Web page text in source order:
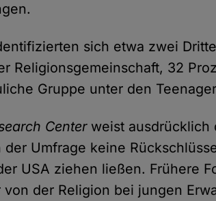
sich etwa zwei
Religionsgemeinschaft, 32
Gruppe unter den
Centerweist ausdrücklich
der Umfrage keine
USA ziehen ließen. Frühere
der Religion bei jungen